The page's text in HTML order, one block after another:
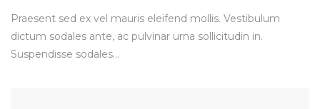
Praesent sed ex vel mauris eleifend mollis. Vestibulum
dictum sodales ante, ac pulvinar urna sollicitudin in.
Suspendisse sodales…